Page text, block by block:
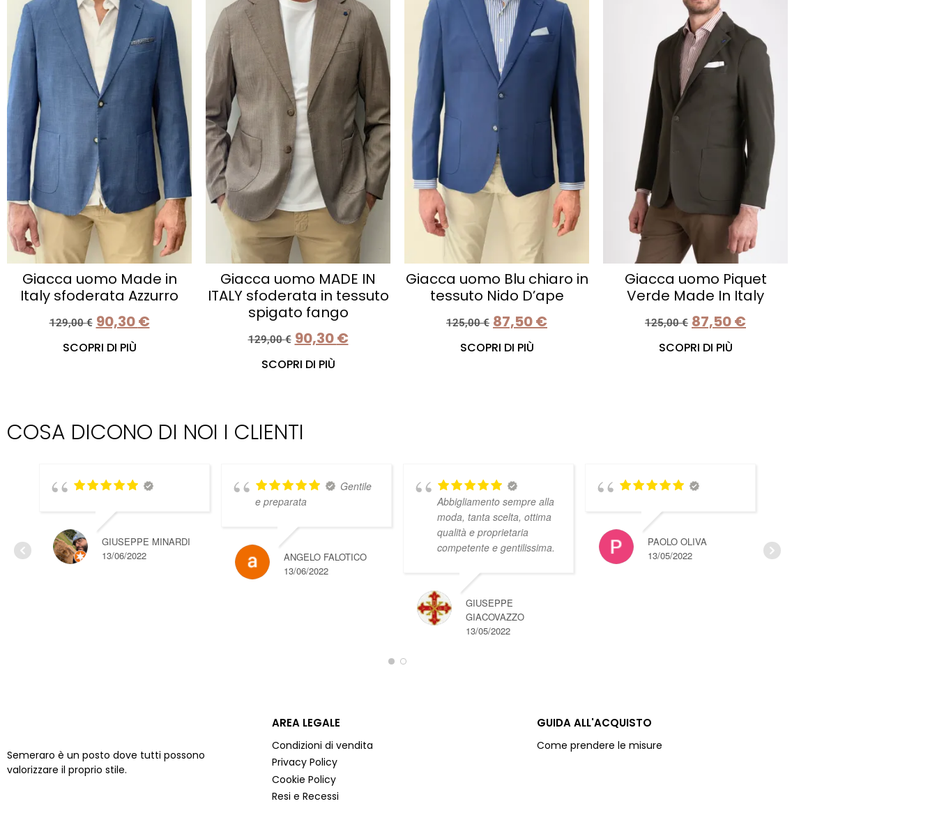
Giacca uomo Made in
Italy sfoderata Azzurro
129,00€ 90,30€
SCOPRI DI PIÙ
Giacca uomo MADE IN
ITALY sfoderata in tessuto
spigato fango
129,00€ 90,30€
SCOPRI DI PIÙ
Giacca uomo Blu chiaro in
tessuto Nido D’ape
125,00€ 87,50€
SCOPRI DI PIÙ
Giacca uomo Piquet
Verde Made In Italy
125,00€ 87,50€
SCOPRI DI PIÙ
COSA DICONO DI NOI I CLIENTI
GIUSEPPE MINARDI
13/06/2022
Gentile
e preparata
ANGELO FALOTICO
13/06/2022
Abbigliamento sempre alla
moda, tanta scelta, ottima
qualità e proprietaria
competente e gentilissima.
GIUSEPPE
GIACOVAZZO
13/05/2022
PAOLO OLIVA
13/05/2022
Semeraro è un posto dove tutti possono
valorizzare il proprio stile.
AREA LEGALE
Condizioni di vendita
Privacy Policy
Cookie Policy
Resi e Recessi
GUIDA ALL'ACQUISTO
Come prendere le misure